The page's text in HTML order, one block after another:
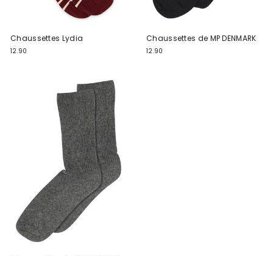
Chaussettes Lydia
12.90
Chaussettes de MP DENMARK
12.90